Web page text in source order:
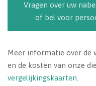
Vragen over uw
of bel voor
Meer informatie over de
en de kosten van onze
vergelijkingskaarten